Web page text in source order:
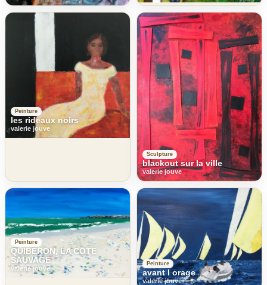
Peinture
les rideaux noirs
valerie jouve
Sculpture
blackout sur la ville
valerie jouve
Peinture
QUIBERON, LA COTE
SAUVAGE
valerie jouve
Peinture
avant l orage
valerie jouve